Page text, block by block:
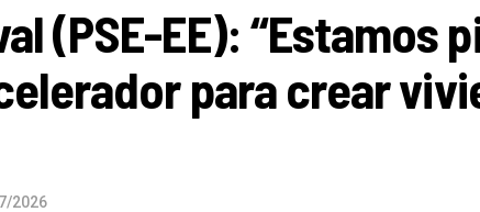
(PSE-EE): “Estamos
para crear
2026